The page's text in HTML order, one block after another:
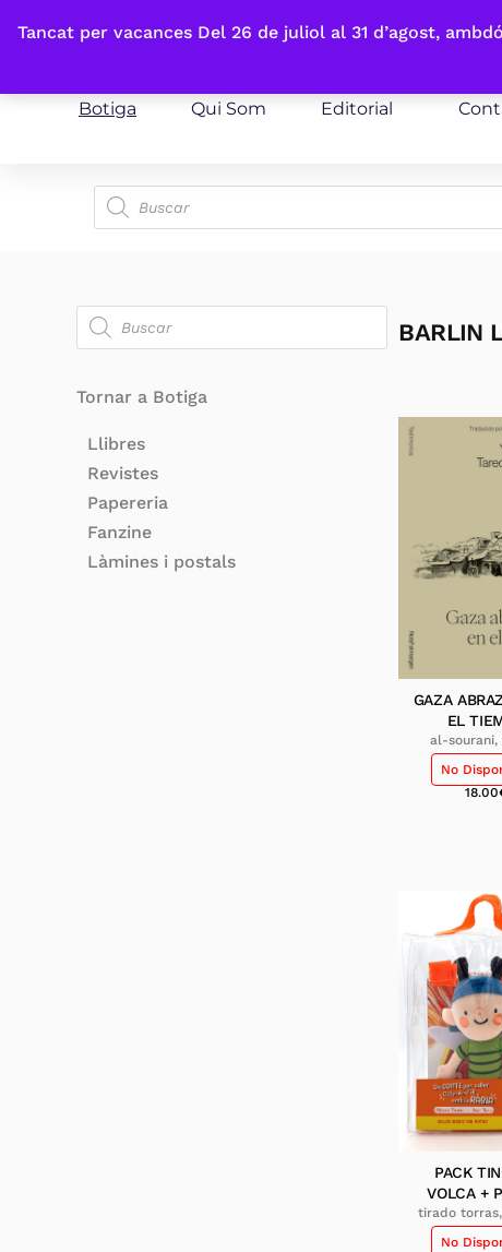
Tancat per vacances Del 26 de juliol al 31 d’agost,
Fes-te'n sòcia
Botiga Qui Som Editorial
Tornar a Botiga
Llibres
Revistes
Papereria
Fanzine
Làmines i postals
BARLIN
GAZA
EL
al-sourani,
nasser,
No
18.00
PACK
VOLCA +
tirado torras,
turu
No